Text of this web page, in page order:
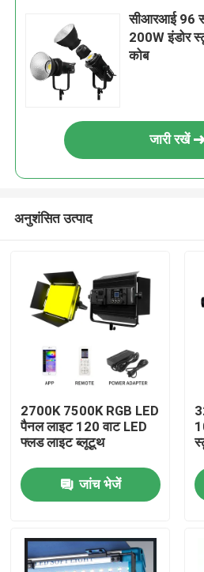
उत्पाद
सीआरआई 96
200W इंडोर
कोब
जारी रखें
अनुशंसित उत्पाद
2700K 7500K RGB LED
पैनल लाइट 120 वाट LED
फ्लड लाइट ब्लूटूथ
जांच भेजें